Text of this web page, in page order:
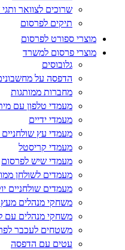
שרוכים לצוואר ותגי
תיקים לפרסום
מוצרי ספורט לפרסום
מוצרי פרסום למשרד
גלובוסים
הדפסה על
מחברות ממותגות
מעמדי טלפון עם
מעמדי ידיים
מעמדי עץ שולחניים
מעמדי קריסטל
מעמדי שיש לפרסום
מעמדים לשולחן
מעמדים שולחניים
משחקי מנהלים
משחקי מנהלים עם
משטחים לעכבר
עטים עם הדפסה